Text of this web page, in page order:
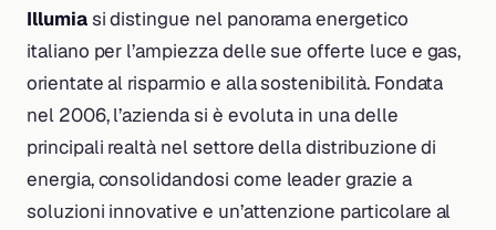
Illumiasi distingue nel panorama energetico
italiano per l’ampiezza delle sue offerte luce e gas,
orientate al risparmio e alla sostenibilità. Fondata
nel 2006, l’azienda si è evoluta in una delle
principali realtà nel settore della distribuzione di
energia, consolidandosi come leader grazie a
soluzioni innovative e un’attenzione particolare al